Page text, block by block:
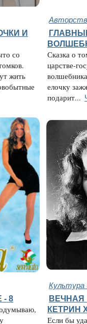
И
со
жить
Сказка о
царстве-
елочку
подарит...
Культура
8
ВЕЧНАЯ
КЕТРИН
Если бы